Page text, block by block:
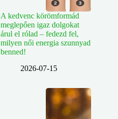
A kedvenc körömformád
meglepően igaz dolgokat
árul el rólad – fedezd fel,
milyen női energia szunnyad
benned!
2026-07-15